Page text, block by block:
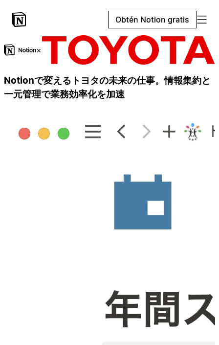
Obtén Notion gratis
×
Notionで変えるトヨタの未来の仕事。情報集約と
一元管理で業務効率化を加速